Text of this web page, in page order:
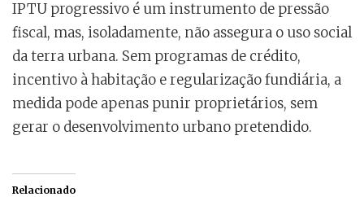
IPTU progressivo é um instrumento de pressão
fiscal, mas, isoladamente, não assegura o uso social
da terra urbana. Sem programas de crédito,
incentivo à habitação e regularização fundiária, a
medida pode apenas punir proprietários, sem
gerar o desenvolvimento urbano pretendido.
Relacionado